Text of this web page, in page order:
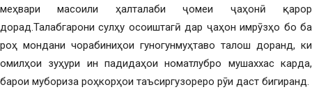
меҳвари масоили ҳалталаби ҷомеи ҷаҳонӣ қарор
дорад.Талабгарони сулҳу осоиштагӣ дар ҷаҳон имрӯзҳо бо ба
роҳ мондани чорабиниҳои гуногунмуҳтаво талош доранд, ки
омилҳои зуҳури ин падидаҳои номатлубро мушаххас карда,
барои мубориза роҳкорҳои таъсиргузореро рӯи даст бигиранд.